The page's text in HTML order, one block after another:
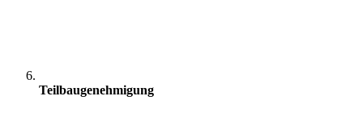
Teilbaugenehmigung